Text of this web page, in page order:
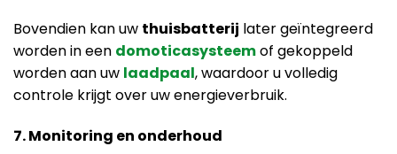
Bovendien kan uw thuisbatterij later geïntegreerd
worden in een domoticasysteemof gekoppeld
worden aan uw laadpaal, waardoor u volledig
controle krijgt over uw energieverbruik.
7. Monitoring en onderhoud